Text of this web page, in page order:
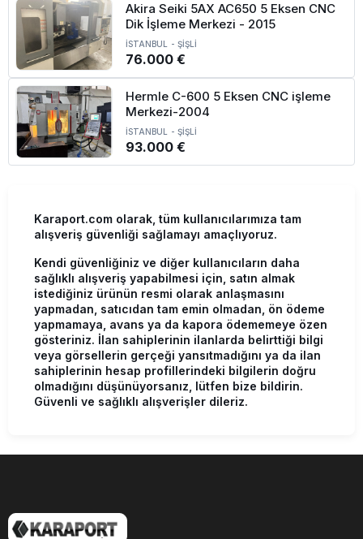
Akira Seiki 5AX AC650 5 Eksen CNC
Dik İşleme Merkezi - 2015
İSTANBUL - ŞİŞLİ
76.000 €
Hermle C-600 5 Eksen CNC işleme
Merkezi-2004
İSTANBUL - ŞİŞLİ
93.000 €
Karaport.com olarak, tüm kullanıcılarımıza tam
alışveriş güvenliği sağlamayı amaçlıyoruz.
Kendi güvenliğiniz ve diğer kullanıcıların daha
sağlıklı alışveriş yapabilmesi için, satın almak
istediğiniz ürünün resmi olarak anlaşmasını
yapmadan, satıcıdan tam emin olmadan, ön ödeme
yapmamaya, avans ya da kapora ödememeye özen
gösteriniz. İlan sahiplerinin ilanlarda belirttiği bilgi
veya görsellerin gerçeği yansıtmadığını ya da ilan
sahiplerinin hesap profillerindeki bilgilerin doğru
olmadığını düşünüyorsanız, lütfen bize bildirin.
Güvenli ve sağlıklı alışverişler dileriz.